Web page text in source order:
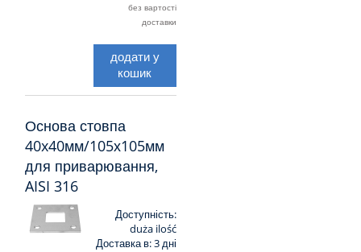
без вартості
доставки
додати у
кошик
Основа стовпа
40x40мм/105х105мм
для приварювання,
AISI 316
Доступність:
duża ilość
Доставка в:3 дні